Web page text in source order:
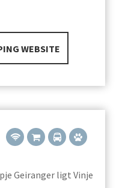
WEBSITE
Geiranger ligt Vinje